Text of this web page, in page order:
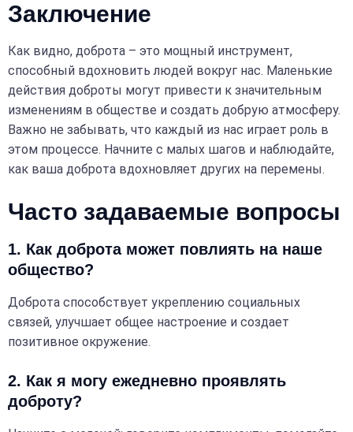
Заключение
Как видно, доброта – это мощный инструмент,
способный вдохновить людей вокруг нас. Маленькие
действия доброты могут привести к значительным
изменениям в обществе и создать добрую атмосферу.
Важно не забывать, что каждый из нас играет роль в
этом процессе. Начните с малых шагов и наблюдайте,
как ваша доброта вдохновляет других на перемены.
Часто задаваемые вопросы
1. Как доброта может повлиять на наше
общество?
Доброта способствует укреплению социальных
связей, улучшает общее настроение и создает
позитивное окружение.
2. Как я могу ежедневно проявлять
доброту?